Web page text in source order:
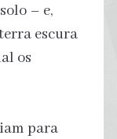
– e,
escura
os
para